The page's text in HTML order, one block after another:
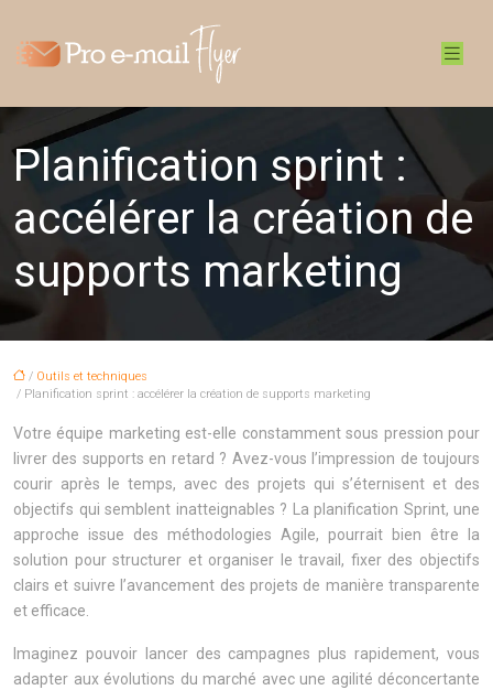
Planification sprint :
accélérer la création de
supports marketing
/ Outils et techniques
/ Planification sprint : accélérer la création de supports marketing
Votre équipe marketing est-elle constamment sous pression pour
livrer des supports en retard ? Avez-vous l’impression de toujours
courir après le temps, avec des projets qui s’éternisent et des
objectifs qui semblent inatteignables ? La planification Sprint, une
approche issue des méthodologies Agile, pourrait bien être la
solution pour structurer et organiser le travail, fixer des objectifs
clairs et suivre l’avancement des projets de manière transparente
et efficace.
Imaginez pouvoir lancer des campagnes plus rapidement, vous
adapter aux évolutions du marché avec une agilité déconcertante